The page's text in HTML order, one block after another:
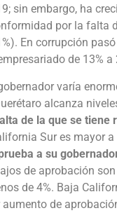
sin embargo, ha
por la falta
En corrupción
de 13% a
varía
alcanza
de la que se tiene
Sur es mayor a
a su
de aprobación
de 4%. Baja
de